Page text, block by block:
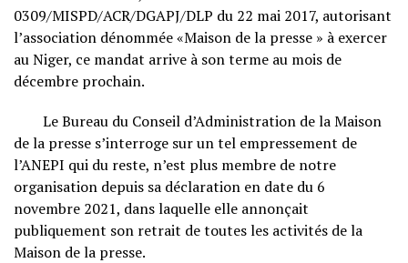
0309/MISPD/ACR/DGAPJ/DLP du 22 mai 2017, autorisant
l’association dénommée «Maison de la presse » à exercer
au Niger, ce mandat arrive à son terme au mois de
décembre prochain.
Le Bureau du Conseil d’Administration de la Maison
de la presse s’interroge sur un tel empressement de
l’ANEPI qui du reste, n’est plus membre de notre
organisation depuis sa déclaration en date du 6
novembre 2021, dans laquelle elle annonçait
publiquement son retrait de toutes les activités de la
Maison de la presse.